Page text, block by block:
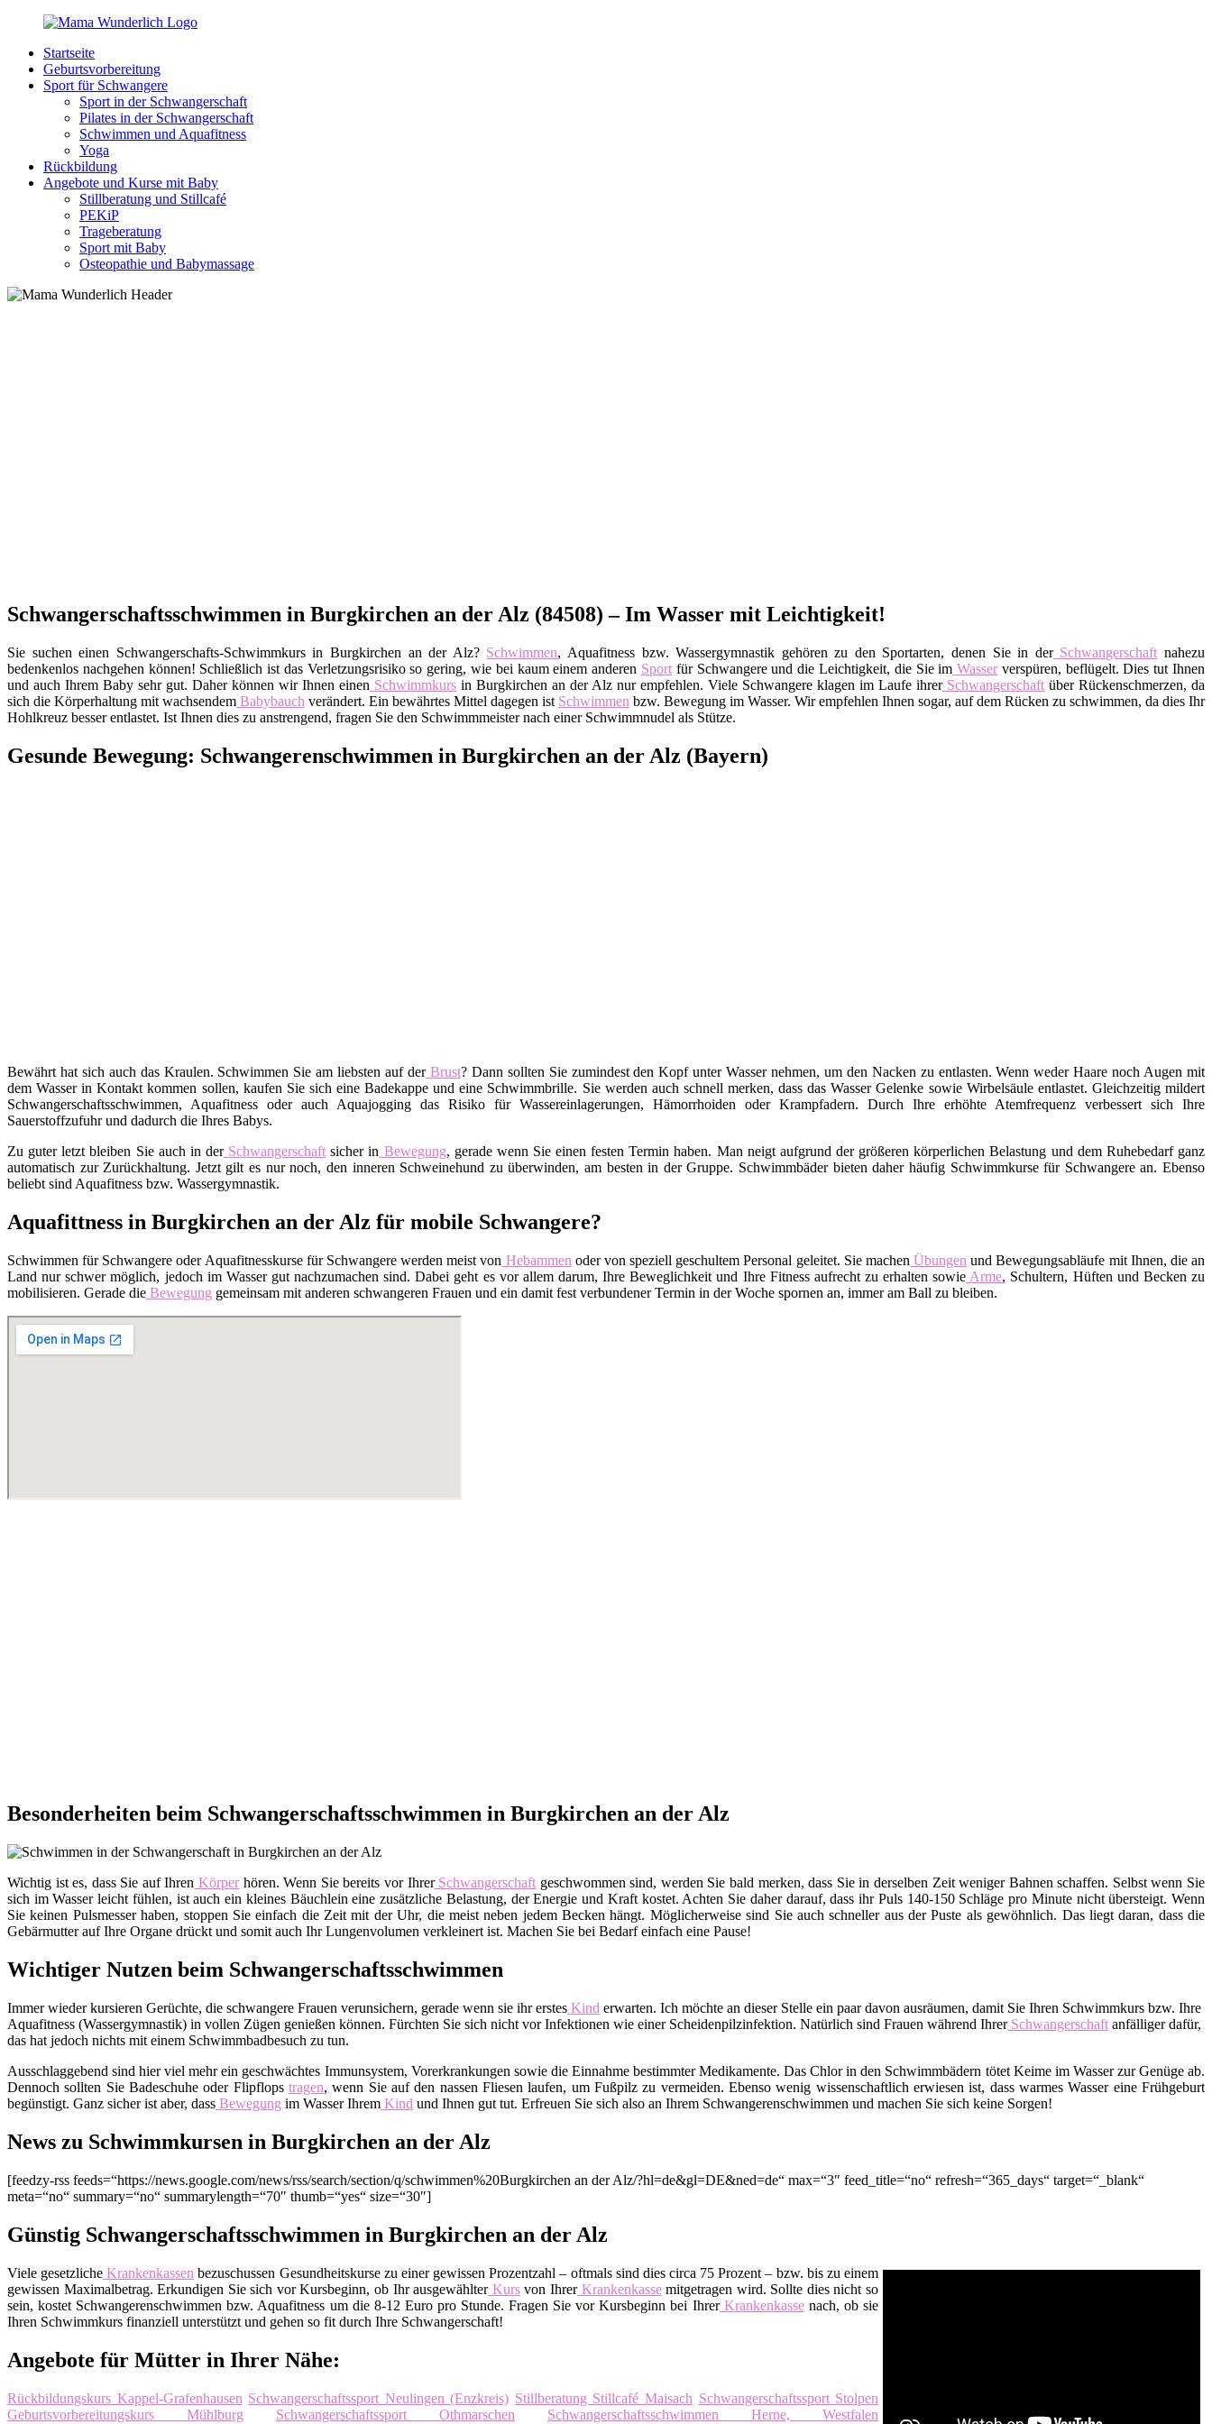
Zurück
Inhalt
MamaWunderlich.de
Mutti
sein
wunderbar!
Startseite
Geburtsvorbereitung
Sport für Schwangere
Sport in der Schwangerschaft
Pilates in der Schwangerschaft
Schwimmen und Aquafitness
Yoga
Rückbildung
Angebote und Kurse mit Baby
Stillberatung und Stillcafé
PEKiP
Trageberatung
Sport mit Baby
Osteopathie und Babymassage
Schwangerschaftsschwimmen in Burgkirchen an der Alz (84508) – Im Wasser mit Leichtigkeit!
Sie suchen einen Schwangerschafts-Schwimmkurs in Burgkirchen an der Alz? Schwimmen, Aquafitness bzw. Wassergymnastik gehören zu den Sportarten, denen Sie in derSchwangerschaft nahezu
bedenkenlos nachgehen können! Schließlich ist das Verletzungsrisiko so gering, wie bei kaum einem anderen Sport für Schwangere und die Leichtigkeit, die Sie im Wasserverspüren, beflügelt. Dies tut Ihnen
und auch Ihrem Baby sehr gut. Daher können wir Ihnen einen Schwimmkurs in Burgkirchen an der Alz nur empfehlen. Viele Schwangere klagen im Laufe ihrerSchwangerschaft über Rückenschmerzen, da
sich die Körperhaltung mit wachsendem Babybauch verändert. Ein bewährtes Mittel dagegen ist Schwimmen bzw. Bewegung im Wasser. Wir empfehlen Ihnen sogar, auf dem Rücken zu schwimmen, da dies Ihr
Hohlkreuz besser entlastet. Ist Ihnen dies zu anstrengend, fragen Sie den Schwimmmeister nach einer Schwimmnudel als Stütze.
Gesunde Bewegung: Schwangerenschwimmen in Burgkirchen an der Alz (Bayern)
Bewährt hat sich auch das Kraulen. Schwimmen Sie am liebsten auf derBrust? Dann sollten Sie zumindest den Kopf unter Wasser nehmen, um den Nacken zu entlasten. Wenn weder Haare noch Augen mit
dem Wasser in Kontakt kommen sollen, kaufen Sie sich eine Badekappe und eine Schwimmbrille. Sie werden auch schnell merken, dass das Wasser Gelenke sowie Wirbelsäule entlastet. Gleichzeitig mildert
Schwangerschaftsschwimmen, Aquafitness oder auch Aquajogging das Risiko für Wassereinlagerungen, Hämorrhoiden oder Krampfadern. Durch Ihre erhöhte Atemfrequenz verbessert sich Ihre
Sauerstoffzufuhr und dadurch die Ihres Babys.
Zu guter letzt bleiben Sie auch in derSchwangerschaft sicher in Bewegung, gerade wenn Sie einen festen Termin haben. Man neigt aufgrund der größeren körperlichen Belastung und dem Ruhebedarf ganz
automatisch zur Zurückhaltung. Jetzt gilt es nur noch, den inneren Schweinehund zu überwinden, am besten in der Gruppe. Schwimmbäder bieten daher häufig Schwimmkurse für Schwangere an. Ebenso
beliebt sind Aquafitness bzw. Wassergymnastik.
Aquafittness in Burgkirchen an der Alz für mobile Schwangere?
Schwimmen für Schwangere oder Aquafitnesskurse für Schwangere werden meist von Hebammen oder von speziell geschultem Personal geleitet. Sie machen Übungen und Bewegungsabläufe mit Ihnen, die an
Land nur schwer möglich, jedoch im Wasser gut nachzumachen sind. Dabei geht es vor allem darum, Ihre Beweglichkeit und Ihre Fitness aufrecht zu erhalten sowie Arme, Schultern, Hüften und Becken zu
mobilisieren. Gerade die Bewegung gemeinsam mit anderen schwangeren Frauen und ein damit fest verbundener Termin in der Woche spornen an, immer am Ball zu bleiben.
Besonderheiten beim Schwangerschaftsschwimmen in Burgkirchen an der Alz
Wichtig ist es, dass Sie auf Ihren Körperhören. Wenn Sie bereits vor IhrerSchwangerschaft geschwommen sind, werden Sie bald merken, dass Sie in derselben Zeit weniger Bahnen schaffen. Selbst wenn Sie
sich im Wasser leicht fühlen, ist auch ein kleines Bäuchlein eine zusätzliche Belastung, der Energie und Kraft kostet. Achten Sie daher darauf, dass ihr Puls 140-150 Schläge pro Minute nicht übersteigt. Wenn
Sie keinen Pulsmesser haben, stoppen Sie einfach die Zeit mit der Uhr, die meist neben jedem Becken hängt. Möglicherweise sind Sie auch schneller aus der Puste als gewöhnlich. Das liegt daran, dass die
Gebärmutter auf Ihre Organe drückt und somit auch Ihr Lungenvolumen verkleinert ist. Machen Sie bei Bedarf einfach eine Pause!
Wichtiger Nutzen beim Schwangerschaftsschwimmen
Immer wieder kursieren Gerüchte, die schwangere Frauen verunsichern, gerade wenn sie ihr erstes Kind erwarten. Ich möchte an dieser Stelle ein paar davon ausräumen, damit Sie Ihren Schwimmkurs bzw. Ihre
Aquafitness (Wassergymnastik) in vollen Zügen genießen können. Fürchten Sie sich nicht vor Infektionen wie einer Scheidenpilzinfektion. Natürlich sind Frauen während IhrerSchwangerschaft anfälliger dafür,
das hat jedoch nichts mit einem Schwimmbadbesuch zu tun.
Ausschlaggebend sind hier viel mehr ein geschwächtes Immunsystem, Vorerkrankungen sowie die Einnahme bestimmter Medikamente. Das Chlor in den Schwimmbädern tötet Keime im Wasser zur Genüge ab.
Dennoch sollten Sie Badeschuhe oder Flipflops tragen, wenn Sie auf den nassen Fliesen laufen, um Fußpilz zu vermeiden. Ebenso wenig wissenschaftlich erwiesen ist, dass warmes Wasser eine Frühgeburt
begünstigt. Ganz sicher ist aber, dass Bewegung im Wasser Ihrem Kind und Ihnen gut tut. Erfreuen Sie sich also an Ihrem Schwangerenschwimmen und machen Sie sich keine Sorgen!
News zu Schwimmkursen in Burgkirchen an der Alz
[feedzy-rss feeds=“https://news.google.com/news/rss/search/section/q/schwimmen%20Burgkirchen an der Alz/?hl=de&gl=DE&ned=de“ max=“3″ feed_title=“no“ refresh=“365_days“ target=“_blank“
meta=“no“ summary=“no“ summarylength=“70″ thumb=“yes“ size=“30″]
Günstig Schwangerschaftsschwimmen in Burgkirchen an der Alz
Viele gesetzliche Krankenkassen bezuschussen Gesundheitskurse zu einer gewissen Prozentzahl – oftmals sind dies circa 75 Prozent – bzw. bis zu einem
gewissen Maximalbetrag. Erkundigen Sie sich vor Kursbeginn, ob Ihr ausgewählterKursvon IhrerKrankenkassemitgetragen wird. Sollte dies nicht so
sein, kostet Schwangerenschwimmen bzw. Aquafitness um die 8-12 Euro pro Stunde. Fragen Sie vor Kursbeginn bei IhrerKrankenkassenach, ob sie
Ihren Schwimmkurs finanziell unterstützt und gehen so fit durch Ihre Schwangerschaft!
Angebote für Mütter in Ihrer Nähe:
Rückbildungskurs Kappel-Grafenhausen Schwangerschaftssport Neulingen (Enzkreis) Stillberatung Stillcafé Maisach Schwangerschaftssport Stolpen
Geburtsvorbereitungskurs Mühlburg
Schwangerschaftssport Othmarschen
Schwangerschaftsschwimmen Herne, Westfalen